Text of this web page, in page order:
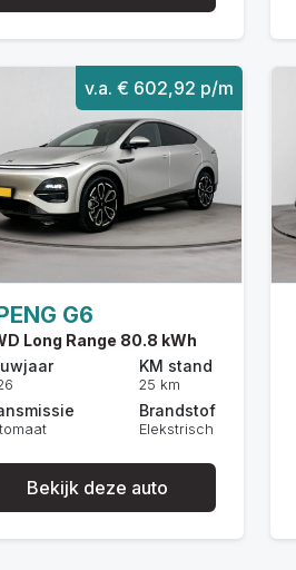
v.a. € 602,92 p/m
G6
Long Range 80.8 kWh
KM stand
25 km
Brandstof
Elekstrisch
Bekijk deze auto